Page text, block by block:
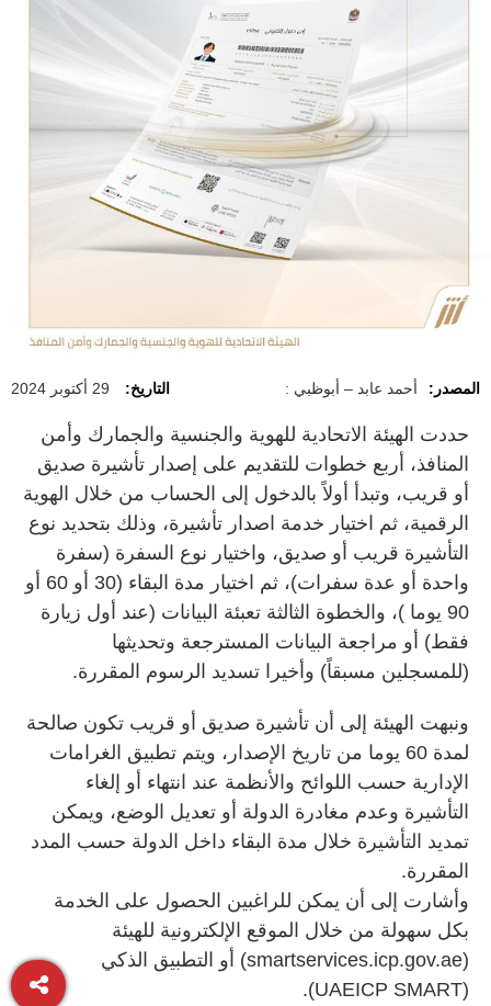
المصدر: أحمد عابد – أبوظبي : التاريخ: 29 أكتوبر 2024
حددت الهيئة الاتحادية للهوية والجنسية والجمارك وأمن
المنافذ، أربع خطوات للتقديم على إصدار تأشيرة صديق
أو قريب، وتبدأ أولاً بالدخول إلى الحساب من خلال الهوية
الرقمية، ثم اختيار خدمة اصدار تأشيرة، وذلك بتحديد نوع
التأشيرة قريب أو صديق، واختيار نوع السفرة (سفرة
واحدة أو عدة سفرات)، ثم اختيار مدة البقاء (30 أو 60 أو
90 يوما )، والخطوة الثالثة تعبئة البيانات (عند أول زيارة
فقط) أو مراجعة البيانات المسترجعة وتحديثها
(للمسجلين مسبقاً) وأخيرا تسديد الرسوم المقررة.
ونبهت الهيئة إلى أن تأشيرة صديق أو قريب تكون صالحة
لمدة 60 يوما من تاريخ الإصدار، ويتم تطبيق الغرامات
الإدارية حسب اللوائح والأنظمة عند انتهاء أو إلغاء
التأشيرة وعدم مغادرة الدولة أو تعديل الوضع، ويمكن
تمديد التأشيرة خلال مدة البقاء داخل الدولة حسب المدد
المقررة.
وأشارت إلى أن يمكن للراغبين الحصول على الخدمة
بكل سهولة من خلال الموقع الإلكترونية للهيئة
(smartservices.icp.gov.ae) أو التطبيق الذكي
(UAEICP SMART).